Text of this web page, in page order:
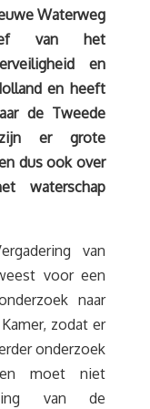
Waterweg
van het
en
en heeft
de Tweede
er grote
dus ook over
waterschap
van
voor een
naar
zodat er
onderzoek
moet niet
van de